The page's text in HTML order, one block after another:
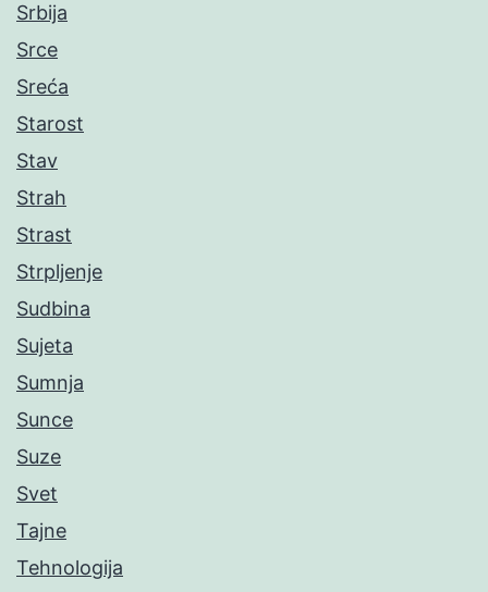
Srbija
Srce
Sreća
Starost
Stav
Strah
Strast
Strpljenje
Sudbina
Sujeta
Sumnja
Sunce
Suze
Svet
Tajne
Tehnologija